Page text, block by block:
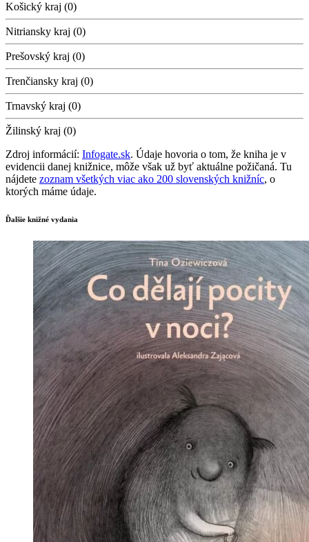
Košický kraj (0)
Nitriansky kraj (0)
Prešovský kraj (0)
Trenčiansky kraj (0)
Trnavský kraj (0)
Žilinský kraj (0)
Zdroj informácií: Infogate.sk. Údaje hovoria o tom, že kniha je v
evidencii danej knižnice, môže však už byť aktuálne požičaná. Tu
nájdete zoznam všetkých viac ako 200 slovenských knižníc, o
ktorých máme údaje.
Ďalšie knižné vydania